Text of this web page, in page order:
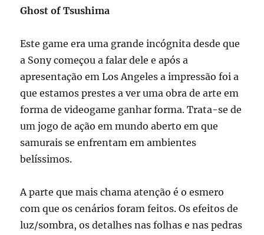
Ghost of Tsushima
Este game era uma grande incógnita desde que
a Sony começou a falar dele e após a
apresentação em Los Angeles a impressão foi a
que estamos prestes a ver uma obra de arte em
forma de videogame ganhar forma. Trata-se de
um jogo de ação em mundo aberto em que
samurais se enfrentam em ambientes
belíssimos.
A parte que mais chama atenção é o esmero
com que os cenários foram feitos. Os efeitos de
luz/sombra, os detalhes nas folhas e nas pedras